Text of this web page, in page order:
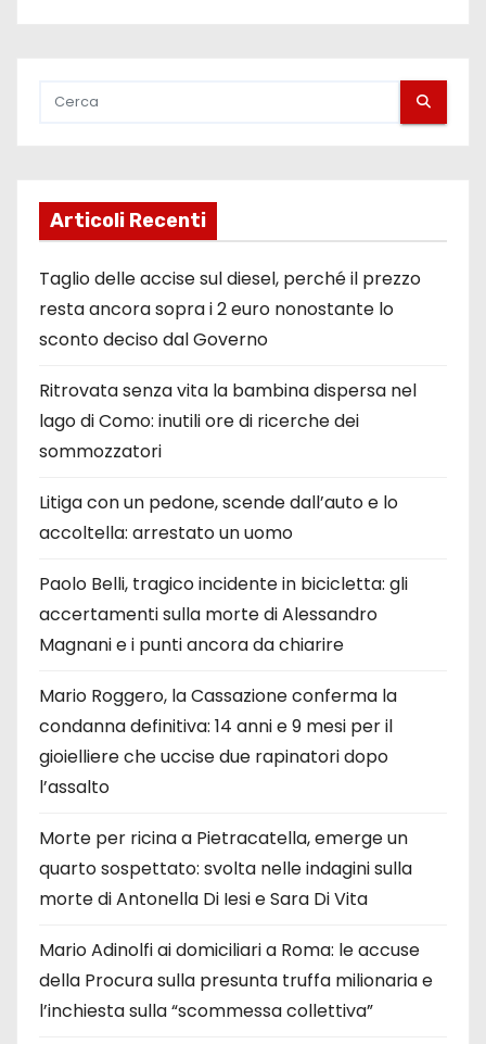
Articoli Recenti
Taglio delle accise sul diesel, perché il prezzo
resta ancora sopra i 2 euro nonostante lo
sconto deciso dal Governo
Ritrovata senza vita la bambina dispersa nel
lago di Como: inutili ore di ricerche dei
sommozzatori
Litiga con un pedone, scende dall’auto e lo
accoltella: arrestato un uomo
Paolo Belli, tragico incidente in bicicletta: gli
accertamenti sulla morte di Alessandro
Magnani e i punti ancora da chiarire
Mario Roggero, la Cassazione conferma la
condanna definitiva: 14 anni e 9 mesi per il
gioielliere che uccise due rapinatori dopo
l’assalto
Morte per ricina a Pietracatella, emerge un
quarto sospettato: svolta nelle indagini sulla
morte di Antonella Di Iesi e Sara Di Vita
Mario Adinolfi ai domiciliari a Roma: le accuse
della Procura sulla presunta truffa milionaria e
l’inchiesta sulla “scommessa collettiva”